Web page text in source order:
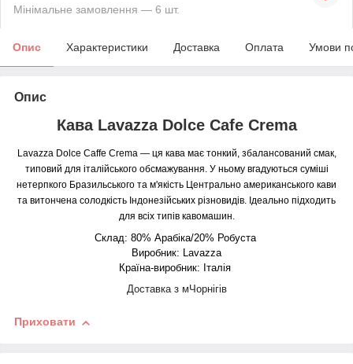
Мінімальне замовлення — 6 шт.
Опис Характеристики Доставка Оплата Умови
Опис
Кава Lavazza Dolce Cafe Crema
Lavazza Dolce Caffe Crema — ця кава має тонкий, збалансований смак,
типовий для італійського обсмажування. У ньому вгадуються суміші
нетерпкого Бразильського та м'якість Центрально американського кави
та витончена солодкість Індонезійських різновидів. Ідеально підходить
для всіх типів кавомашин.
Склад: 80% Арабіка/20% Робуста
Виробник: Lavazza
Країна-виробник: Італія
Доставка з мЧорнігів
Приховати